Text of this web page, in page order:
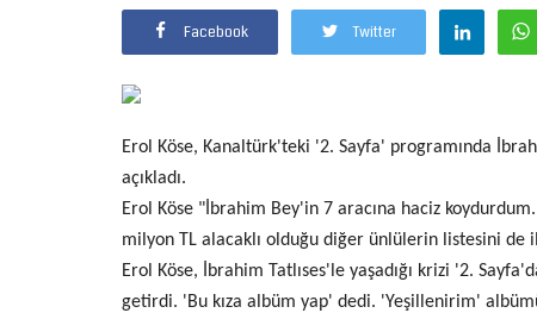
Facebook Twitter
Erol Köse, Kanaltürk'teki '2. Sayfa' programında
açıkladı.
Erol Köse "İbrahim Bey'in 7 aracına haciz
milyon TL alacaklı olduğu diğer ünlülerin listesini de
Erol Köse, İbrahim Tatlıses'le yaşadığı krizi '2.
getirdi. 'Bu kıza albüm yap' dedi. 'Yeşillenirim'